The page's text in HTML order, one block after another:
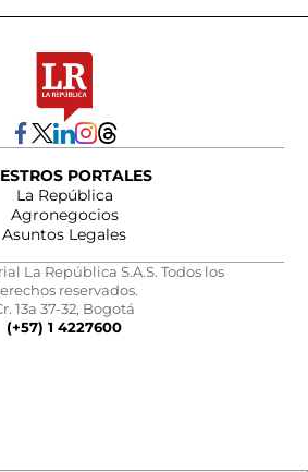
PORTALES
La República
Agronegocios
Asuntos Legales
La República S.A.S. Todos los
reservados.
13a 37-32, Bogotá
(+57) 1 4227600